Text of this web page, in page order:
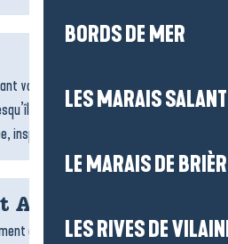
BORDS DE MER
LES MARAIS
LE MARAIS DE
LES RIVES DE
votre séjour ? Les restaurants de
de Guérande vous invitent à
inspirée par...
Assérac
à Assérac ? Entre littoral